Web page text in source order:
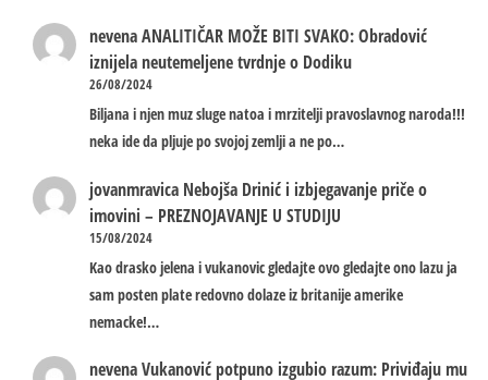
nevenaANALITIČAR MOŽE BITI SVAKO: Obradović
iznijela neutemeljene tvrdnje o Dodiku
26/08/2024
Biljana i njen muz sluge natoa i mrzitelji pravoslavnog naroda!!!
neka ide da pljuje po svojoj zemlji a ne po…
jovanmravica Nebojša Drinić i izbjegavanje priče o
imovini – PREZNOJAVANJE U STUDIJU
15/08/2024
Kao drasko jelena i vukanovic gledajte ovo gledajte ono lazu ja
sam posten plate redovno dolaze iz britanije amerike
nemacke!…
nevenaVukanović potpuno izgubio razum: Priviđaju mu